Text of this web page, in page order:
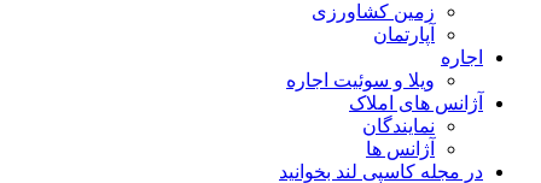
زمین کشاورزی
آپارتمان
اجاره
ویلا و سوئیت اجاره
آژانس های املاک
نمایندگان
آژانس ها
در مجله کاسپی لند بخوانید